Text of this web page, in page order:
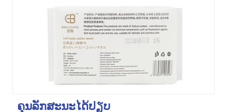
ຄຸນ​ລັກ​ສະ​ນະ​ໄດ້​ປຽບ​